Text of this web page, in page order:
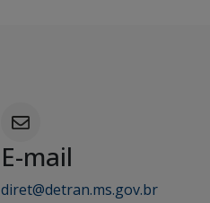
E-mail
diret@detran.ms.gov.br